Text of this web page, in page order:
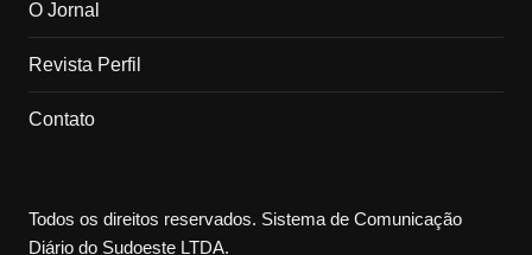
O Jornal
Revista Perfil
Contato
Todos os direitos reservados. Sistema de Comunicação
Diário do Sudoeste LTDA.